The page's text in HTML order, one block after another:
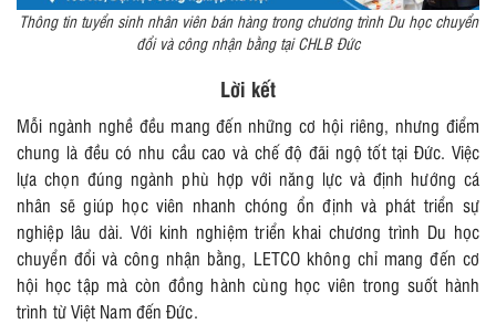
Thông tin tuyển sinh nhân viên bán hàng trong chương trình Du học chuyển
đổi và công nhận bằng tại CHLB Đức
Lời kết
Mỗi ngành nghề đều mang đến những cơ hội riêng, nhưng điểm
chung là đều có nhu cầu cao và chế độ đãi ngộ tốt tại Đức. Việc
lựa chọn đúng ngành phù hợp với năng lực và định hướng cá
nhân sẽ giúp học viên nhanh chóng ổn định và phát triển sự
nghiệp lâu dài. Với kinh nghiệm triển khai chương trình Du học
chuyển đổi và công nhận bằng, LETCO không chỉ mang đến cơ
hội học tập mà còn đồng hành cùng học viên trong suốt hành
trình từ Việt Nam đến Đức.